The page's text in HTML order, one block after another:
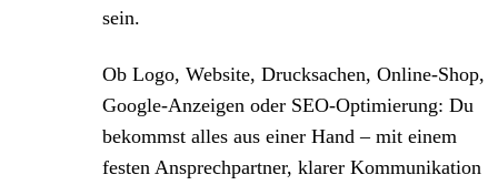
sein.
Ob Logo, Website, Drucksachen, Online-Shop,
Google-Anzeigen oder SEO-Optimierung: Du
bekommst alles aus einer Hand – mit einem
festen Ansprechpartner, klarer Kommunikation